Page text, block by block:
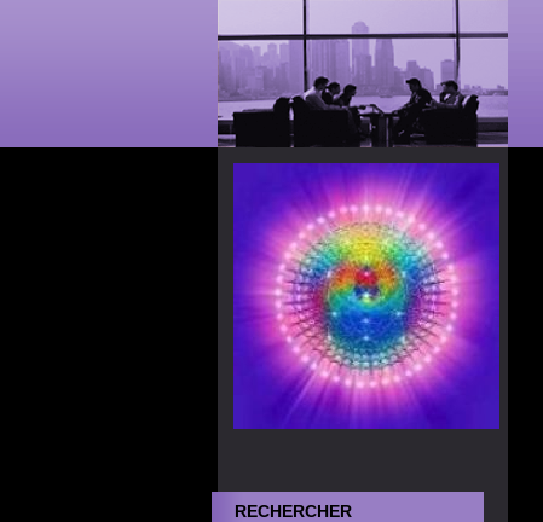
RECHERCHER